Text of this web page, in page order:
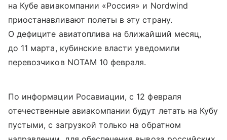
на Кубе авиакомпании «Россия» и Nordwind
приостанавливают полеты в эту страну.
О дефиците авиатоплива на ближайший месяц,
до 11 марта, кубинские власти уведомили
перевозчиков NOTAM 10 февраля.
По информации Росавиации, с 12 февраля
отечественные авиакомпании будут летать на Кубу
пустыми, с загрузкой только на обратном